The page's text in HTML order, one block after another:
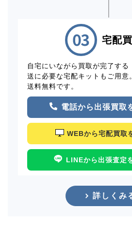
宅配
自宅にいながら買取が完了する
送に必要な宅配キットもご用意
送料無料です。
電話から出張買取
WEBから宅配買取
LINEから出張査定
詳しくみ